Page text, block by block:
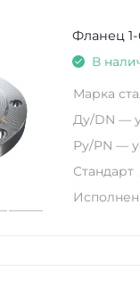
Фланец 1-
В
Марка
Ду/DN —
Ру/PN —
Стандарт